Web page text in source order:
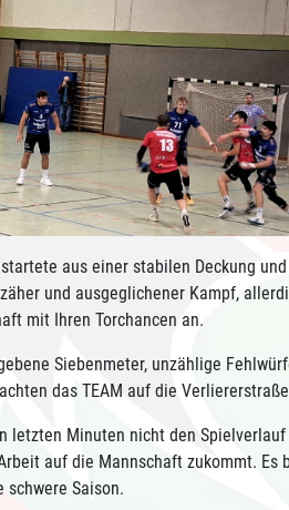
aus einer stabilen Deckung
und ausgeglichener Kampf,
mit Ihren Torchancen an.
Siebenmeter, unzählige
das TEAM auf die
letzten Minuten nicht den
auf die Mannschaft zukommt. Es
Saison.